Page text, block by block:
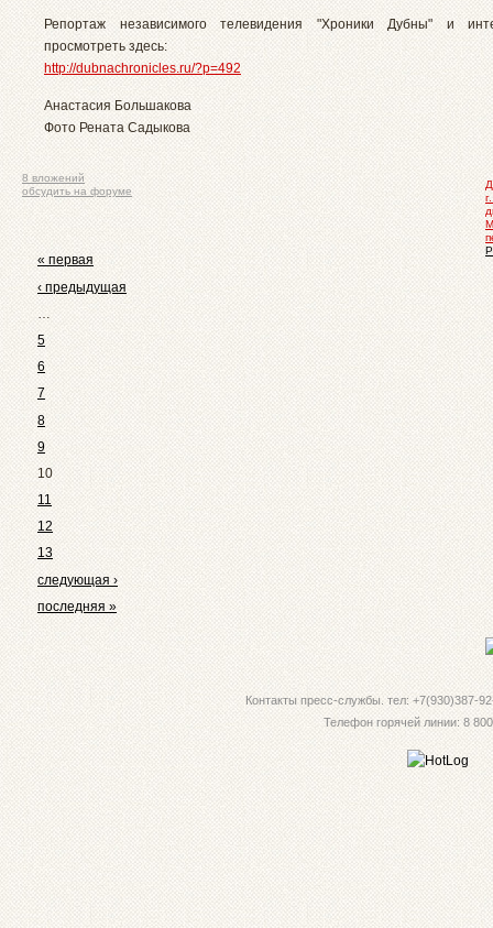
Репортаж независимого телевидения "Хроники Дубны" и
просмотреть здесь:
http://dubnachronicles.ru/?p=492
Анастасия Большакова
Фото Рената Садыкова
8 вложений
обсудить на форуме
« первая
‹ предыдущая
…
5
6
7
8
9
10
11
12
13
следующая ›
последняя »
Контакты пресс-службы. тел: +7(930)387-
Телефон горячей линии: 8